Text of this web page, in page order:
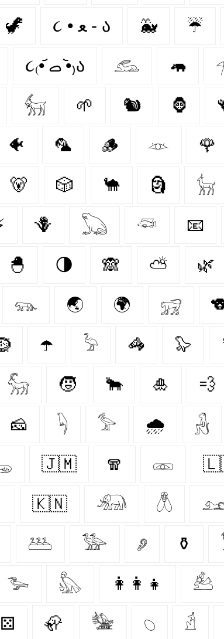
🦖 ૮ • ﻌ - ა⁩ 🐳 ☔
૮₍•᷄ ࡇ •᷅₎ა 𓃹 🦛
𓃶 🌱 🐿 🦍
🐠 🦜 🪵 𓁺 🌹
🐻 🎲 🐪 🗿 𓃴
🪻 𓆏 𓆛 📧
🐣 🌗 🙈 ⛅ 🌿
𓃮 🌏 🌍 𓃸
☂️ 𓅦 🦓 🦭
𓃵 🧒 🐂 🎍 💨
🧀 𓆐 𓅞 🌧️ 𓃻
🇯🇲 🧣 𓁽
🇰🇳 𓃰 𓆦
𓅹 𓅺 𓂈 ⚱️
𓅧 𓅽 👩‍👩‍👧 𓃕
⚄ 🦣 𓅋 𓆇 𓁢